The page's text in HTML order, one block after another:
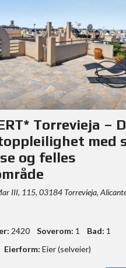
Torrevieja –
med
og felles
III, 115, 03184 Torrevieja,
2420 Soverom: 1 Bad: 1
Eierform: Eier (selveier)